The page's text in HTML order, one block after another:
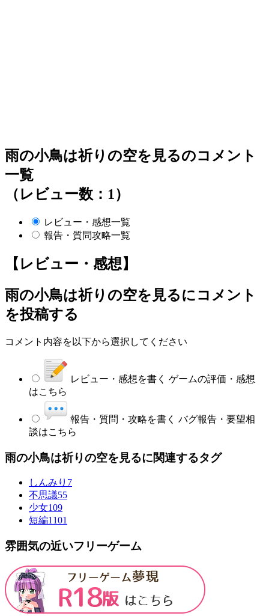
雨の小鳥は祈りの空を見るのコメント
一覧
（レビュー数：1）
レビュー・感想一覧
報告・質問攻略一覧
【レビュー・感想】
雨の小鳥は祈りの空を見るにコメント
を投稿する
コメント内容を以下から選択してください
レビュー・感想を書く ゲームの評価・感想
はこちら
報告・質問・攻略を書く バグ報告・要望相
談はこちら
雨の小鳥は祈りの空を見るに関連するタグ
しんみり 7
不思議55
少女109
短編1101
雰囲気の近いフリーゲーム